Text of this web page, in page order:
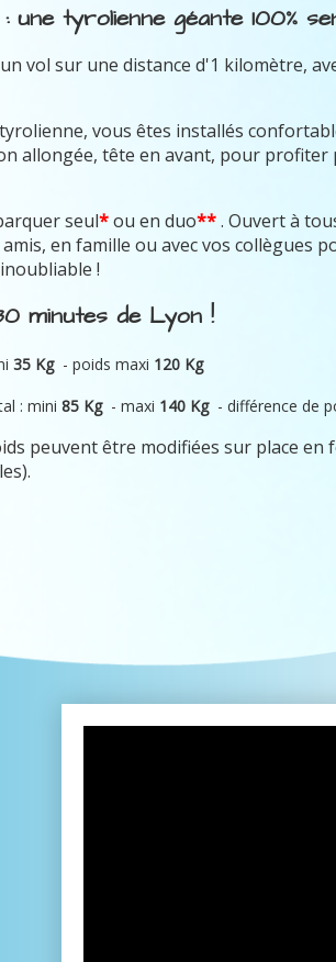
une tyrolienne géante 100%
vol sur une distance d'1 kilomètre,
vous êtes installés
allongée, tête en avant, pour profiter
seul*ou en duo**. Ouvert à
en famille ou avec vos collègues
!
minutes de Lyon !
35 Kg - poids maxi 120 Kg
: mini85 Kg -maxi 140 Kg - différence de
peuvent être modifiées sur place en